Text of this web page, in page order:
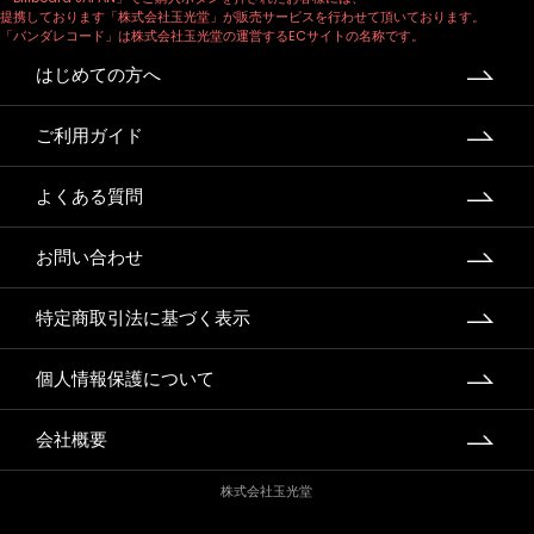
提携しております「株式会社玉光堂」が販売サービスを行わせて頂いております。
「バンダレコード」は株式会社玉光堂の運営するECサイトの名称です。
はじめての方へ
ご利用ガイド
よくある質問
お問い合わせ
特定商取引法に基づく表示
個人情報保護について
会社概要
株式会社玉光堂